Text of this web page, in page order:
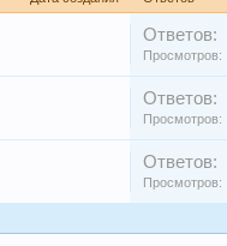
Ответов:
Просмотров:
Ответов:
Просмотров:
Ответов:
Просмотров: